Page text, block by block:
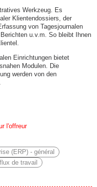
Werkzeug. Es
Klientendossiers, der
von Tagesjournalen
u.v.m. So bleibt Ihnen
Einrichtungen bietet
Modulen. Die
werden von den
l'offreur
(ERP) - général
de travail